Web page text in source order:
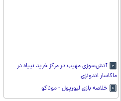
آتش‌سوزی مهیب در مرکز خرید نیپاه در
ماکاسار اندونزی
خلاصه بازی لیورپول - موناکو